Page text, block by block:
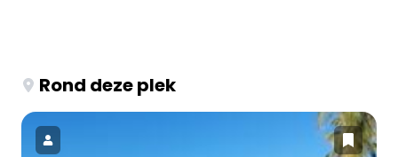
Rond deze plek